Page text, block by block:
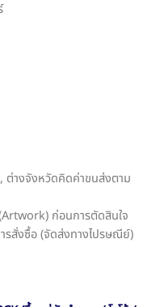
างจังหวัดคิดค่าขนส่งตาม
ก่อนการตัดสินใจ
รสั่งซื้อ (จัดส่งทางไปรษณีย์)